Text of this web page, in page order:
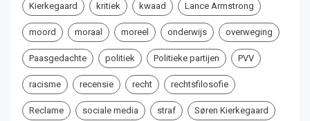
Kierkegaard kritiek kwaad Lance Armstrong
moord moraal moreel onderwijs overweging
Paasgedachte politiek Politieke partijen PVV
racisme recensie recht rechtsfilosofie
Reclame sociale media straf Søren Kierkegaard